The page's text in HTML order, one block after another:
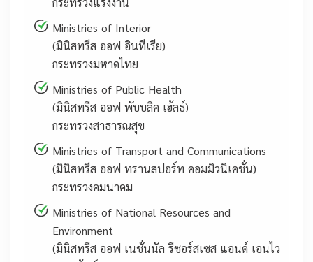
Ministries of Interior
(มินิสทรีส ออฟ อินทีเรีย)
กระทรวงมหาดไทย
Ministries of Public Health
(มินิสทรีส ออฟ พับบลิค เฮ้ลธ์)
กระทรวงสาธารณสุข
Ministries of Transport and Communications
(มินิสทรีส ออฟ ทรานสปอร์ท คอมมิวนิเคชั่น)
กระทรวงคมนาคม
Ministries of National Resources and
Environment
(มินิสทรีส ออฟ เนชั่นนัล รีซอร์สเซส แอนด์ เอนไว